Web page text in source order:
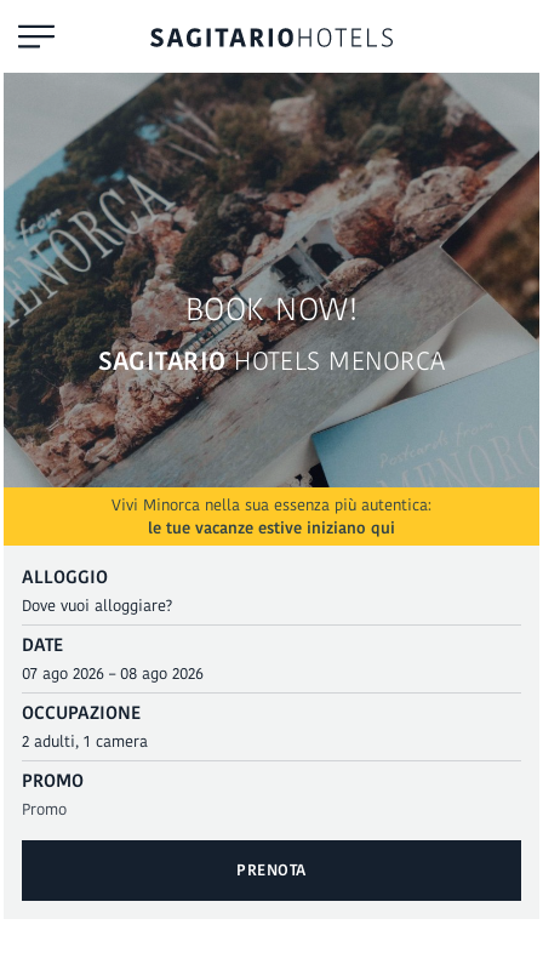
BOOK NOW!
SAGITARIOHOTELS MENORCA
Vivi Minorca nella sua essenza più autentica:
le tue vacanze estive iniziano qui
ALLOGGIO
DATE
OCCUPAZIONE
PROMO
PRENOTA